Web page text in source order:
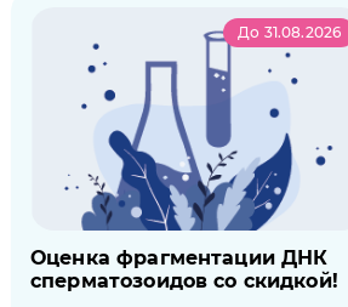
До 31.08.2026
Оценка фрагментации ДНК
сперматозоидов со скидкой!